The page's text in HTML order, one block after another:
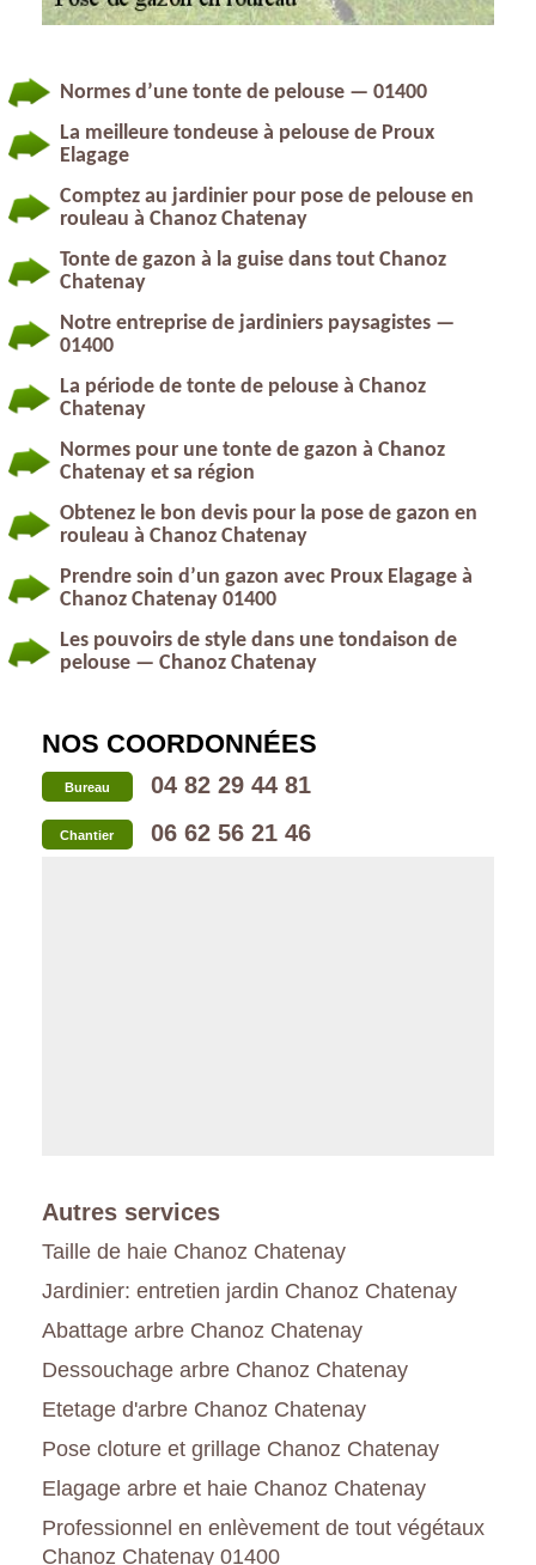
Normes d’une tonte de pelouse — 01400
La meilleure tondeuse à pelouse de Proux
Elagage
Comptez au jardinier pour pose de pelouse en
rouleau à Chanoz Chatenay
Tonte de gazon à la guise dans tout Chanoz
Chatenay
Notre entreprise de jardiniers paysagistes —
01400
La période de tonte de pelouse à Chanoz
Chatenay
Normes pour une tonte de gazon à Chanoz
Chatenay et sa région
Obtenez le bon devis pour la pose de gazon en
rouleau à Chanoz Chatenay
Prendre soin d’un gazon avec Proux Elagage à
Chanoz Chatenay 01400
Les pouvoirs de style dans une tondaison de
pelouse — Chanoz Chatenay
NOS COORDONNÉES
Bureau 04 82 29 44 81
Chantier 06 62 56 21 46
Autres services
Taille de haie Chanoz Chatenay
Jardinier: entretien jardin Chanoz Chatenay
Abattage arbre Chanoz Chatenay
Dessouchage arbre Chanoz Chatenay
Etetage d'arbre Chanoz Chatenay
Pose cloture et grillage Chanoz Chatenay
Elagage arbre et haie Chanoz Chatenay
Professionnel en enlèvement de tout végétaux
Chanoz Chatenay 01400